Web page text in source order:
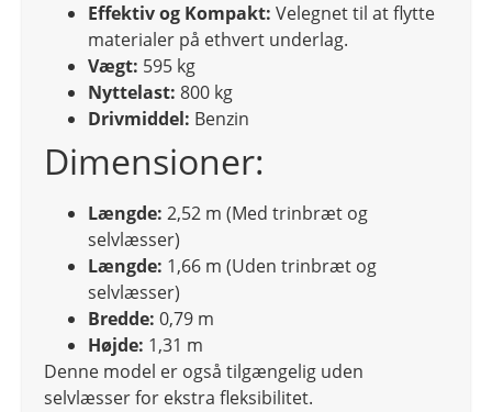
Effektiv og Kompakt: Velegnet til at flytte
materialer på ethvert underlag.
Vægt: 595 kg
Nyttelast: 800 kg
Drivmiddel: Benzin
Dimensioner:
Længde: 2,52 m (Med trinbræt og
selvlæsser)
Længde: 1,66 m (Uden trinbræt og
selvlæsser)
Bredde: 0,79 m
Højde: 1,31 m
Denne model er også tilgængelig uden
selvlæsser for ekstra fleksibilitet.